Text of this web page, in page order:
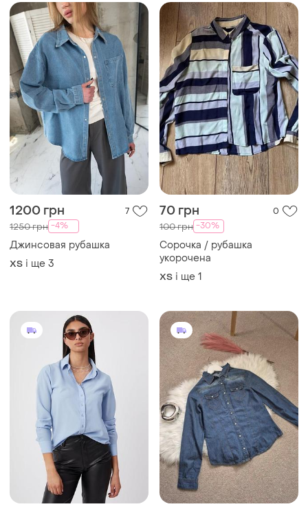
1200 грн 7
1250 грн -4%
Джинсовая рубашка
ХS і ще 3
70 грн 0
100 грн -30%
Сорочка / рубашка
укорочена
ХS і ще 1